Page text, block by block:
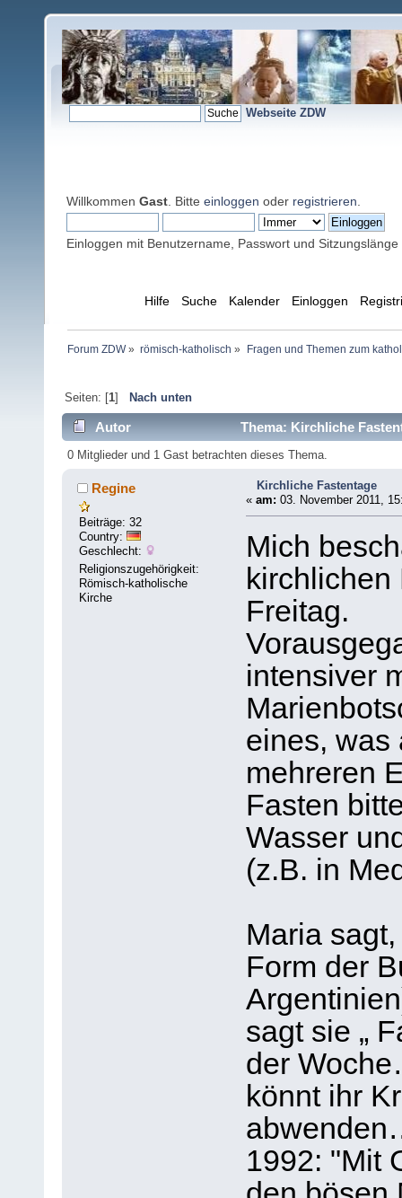
Webseite ZDW
Willkommen Gast . Bitte einloggen oder registrieren
Einloggen mit Benutzername, Passwort und Sitzungslänge
Hilfe Suche Kalender Einloggen
Forum ZDW» römisch-katholisch » Fragen und Themen zum
Seiten: [1] Nach unten
Autor Thema: Kirchliche
0 Mitglieder und 1 Gast betrachten dieses Thema.
Regine
Beiträge: 32
Country:
Geschlecht:
Religionszugehörigkeit:
Römisch-katholische
Kirche
Kirchliche Fastentage
« am: 03. November 2011,
Mich
Freitag.
intensiver
eines, was
mehreren
Fasten
Wasser
(z.B. in
Maria
Form der
sagt sie „
der
könnt ihr
1992: "Mit